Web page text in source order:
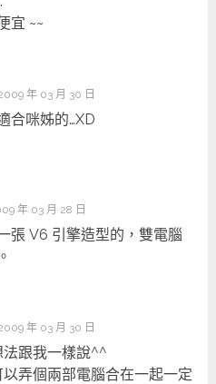
宜 ~~
年 03 月 30 日
合咪姊的…XD
年 03 月 28 日
張 V6 引擎造型的，雙電腦
年 03 月 30 日
法跟我一樣說^^
弄個兩部電腦合在一起一定